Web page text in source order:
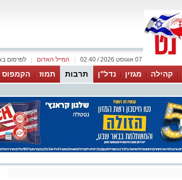
לפרסום המייל האדום 07 אוגוסט 2026 / 02:40
קהילה מגזין נדל"ן תרבות תמוז הקמפוס